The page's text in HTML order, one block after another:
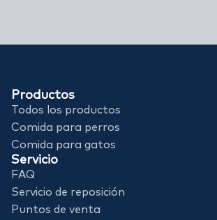
Productos
Todos los productos
Comida para perros
Comida para gatos
Servicio
FAQ
Servicio de reposición
Puntos de venta